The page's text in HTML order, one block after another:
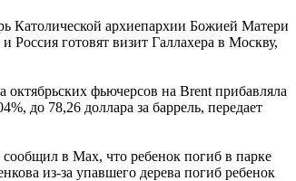
Католической архиепархии Божией Матери
готовят визит Галлахера в Москву,
фьючерсов на Brent прибавляла
до 78,26 доллара за баррель, передает
в Мах, что ребенок погиб в парке
из-за упавшего дерева погиб ребенок